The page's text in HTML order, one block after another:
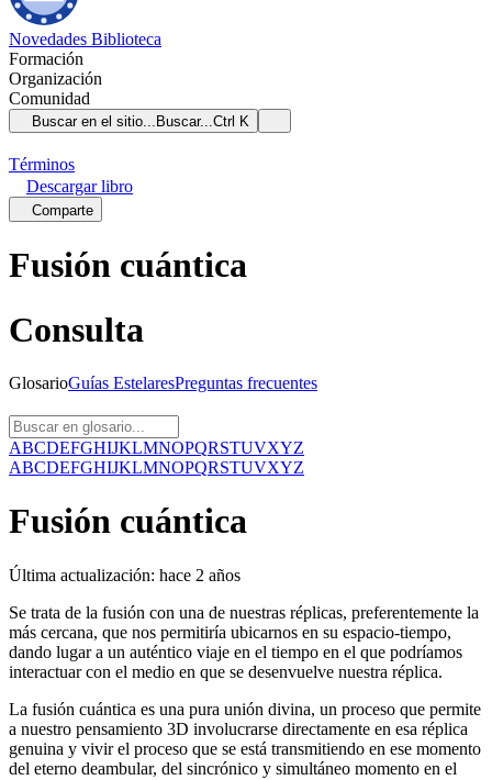
Novedades Biblioteca
Formación
Organización
Comunidad
Buscar en el sitio... Buscar...Ctrl K
Términos
Descargarlibro
Comparte
Fusión cuántica
Consulta
GlosarioGuías EstelaresPreguntas frecuentes
ABCDEFGHIJKLMNOPQRSTUVXYZ
ABCDEFGHIJKLMNOPQRSTUVXYZ
Fusión cuántica
Última actualización: hace 2 años
Se trata de la fusión con una de nuestras réplicas, preferentemente la
más cercana, que nos permitiría ubicarnos en su espacio-tiempo,
dando lugar a un auténtico viaje en el tiempo en el que podríamos
interactuar con el medio en que se desenvuelve nuestra réplica.
La fusión cuántica es una pura unión divina, un proceso que permite
a nuestro pensamiento 3D involucrarse directamente en esa réplica
genuina y vivir el proceso que se está transmitiendo en ese momento
del eterno deambular, del sincrónico y simultáneo momento en el